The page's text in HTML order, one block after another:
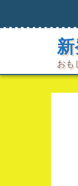
テ
ス
おも